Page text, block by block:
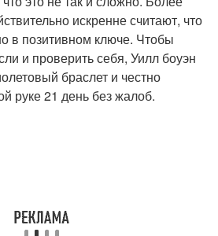
искренне считают, что
в позитивном ключе. Чтобы
и проверить себя, Уилл боуэн
браслет и честно
руке 21 день без жалоб.